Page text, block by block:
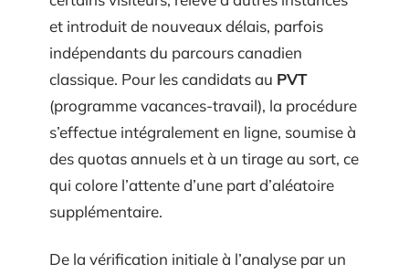
et introduit de nouveaux délais, parfois
indépendants du parcours canadien
classique. Pour les candidats au PVT
(programme vacances-travail), la procédure
s’effectue intégralement en ligne, soumise à
des quotas annuels et à un tirage au sort, ce
qui colore l’attente d’une part d’aléatoire
supplémentaire.
De la vérification initiale à l’analyse par un